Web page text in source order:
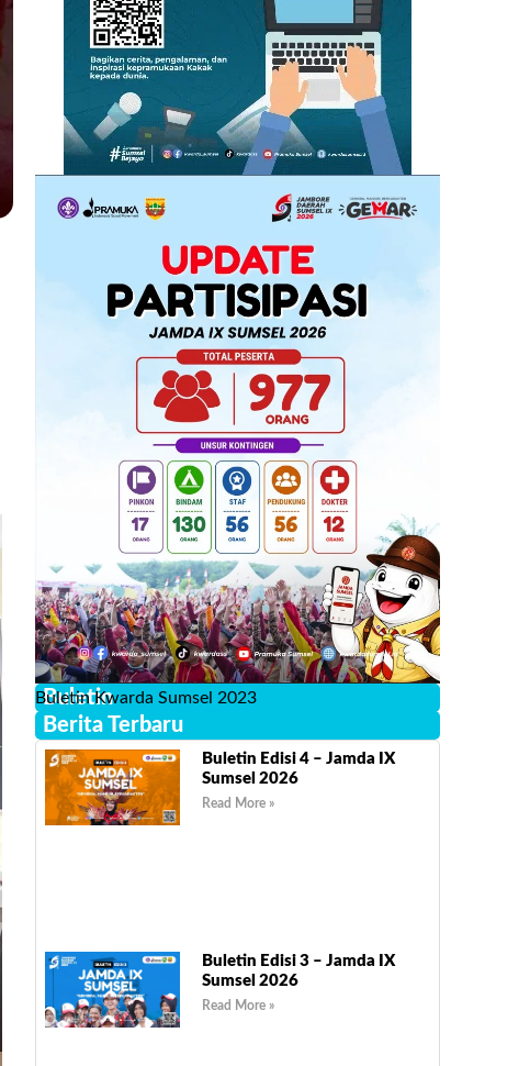
Buletin
Buletin Kwarda Sumsel 2023
Berita Terbaru
Buletin Edisi 4 – Jamda IX
Sumsel 2026
Read More »
Buletin Edisi 3 – Jamda IX
Sumsel 2026
Read More »